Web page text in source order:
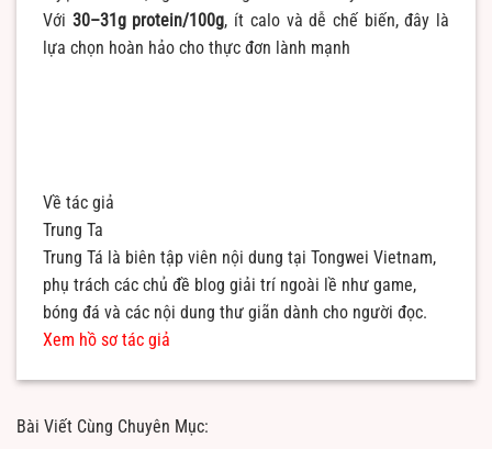
Với 30–31g protein/100g, ít calo và dễ chế biến, đây là
lựa chọn hoàn hảo cho thực đơn lành mạnh
Về tác giả
Trung Ta
Trung Tá là biên tập viên nội dung tại Tongwei Vietnam,
phụ trách các chủ đề blog giải trí ngoài lề như game,
bóng đá và các nội dung thư giãn dành cho người đọc.
Xem hồ sơ tác giả
Bài Viết Cùng Chuyên Mục: